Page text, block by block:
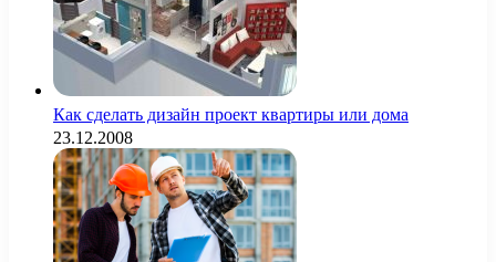
Как сделать дизайн проект квартиры или дома
23.12.2008